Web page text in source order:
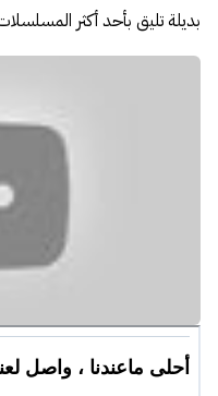
بديلة تليق بأحد أكثر